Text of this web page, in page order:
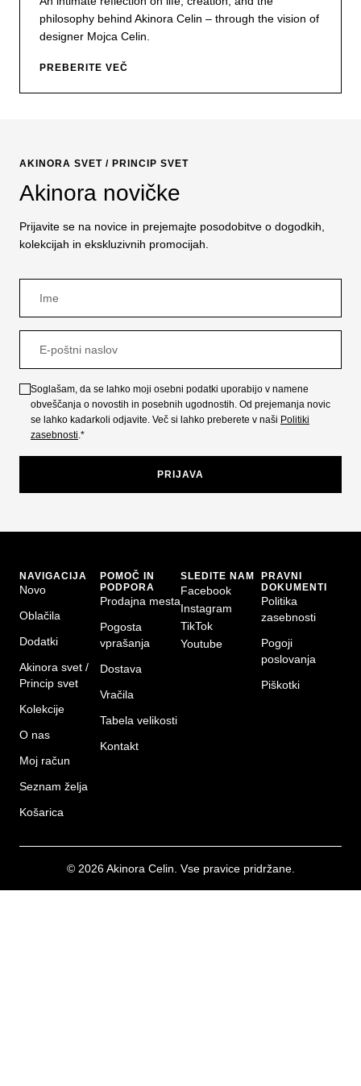
philosophy behind Akinora Celin – through the vision of
designer Mojca Celin.
PREBERITE VEČ
AKINORA SVET / PRINCIP SVET
Akinora novičke
Prijavite se na novice in prejemajte posodobitve o dogodkih,
kolekcijah in ekskluzivnih promocijah.
Soglašam, da se lahko moji osebni podatki uporabijo v namene
obveščanja o novostih in posebnih ugodnostih. Od prejemanja novic
se lahko kadarkoli odjavite. Več si lahko preberete v naši Politiki
zasebnosti.*
PRIJAVA
NAVIGACIJA
Novo
Oblačila
Dodatki
Akinora svet /
Princip svet
Kolekcije
O nas
Moj račun
Seznam želja
Košarica
POMOČ IN
PODPORA
Prodajna mesta
Pogosta
vprašanja
Dostava
Vračila
Tabela velikosti
Kontakt
SLEDITE NAM
Facebook
Instagram
TikTok
Youtube
PRAVNI
DOKUMENTI
Politika
zasebnosti
Pogoji
poslovanja
Piškotki
© 2026 Akinora Celin. Vse pravice pridržane.